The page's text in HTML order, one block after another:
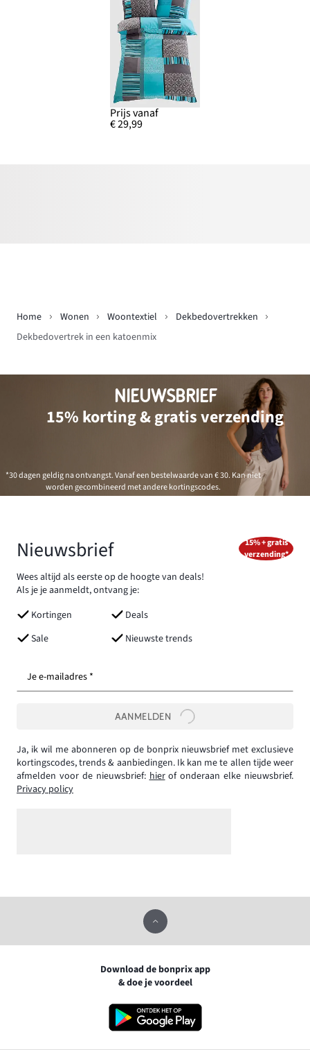
Prijs vanaf
€ 29,99
Home Wonen Woontextiel
Dekbedovertrekken
Dekbedovertrek in een katoenmix
NIEUWSBRIEF
15% korting & gratis verzending
*30 dagen geldig na ontvangst. Vanaf een bestelwaarde van € 30. Kan niet
worden gecombineerd met andere kortingscodes.
Nieuwsbrief
Wees altijd als eerste op de hoogte van deals!
Als je je aanmeldt, ontvang je:
Kortingen
Deals
Sale
Nieuwste trends
15% + gratis
verzending*
Je e-mailadres *
AANMELDEN
Ja, ik wil me abonneren op de bonprix nieuwsbrief met exclusieve
kortingscodes, trends & aanbiedingen. Ik kan me te allen tijde weer
afmelden voor de nieuwsbrief:hierof onderaan elke nieuwsbrief.
Privacy policy
Download de bonprix app
& doe je voordeel